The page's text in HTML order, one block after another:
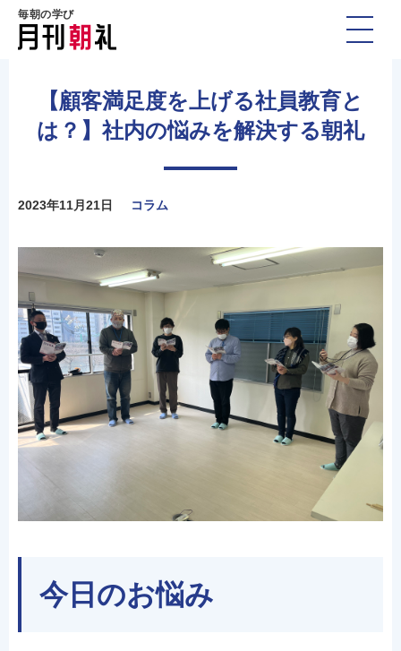
毎朝の学び
【顧客満足度を上げる社員教育と
は？】社内の悩みを解決する朝礼
2023年11月21日 コラム
今日のお悩み